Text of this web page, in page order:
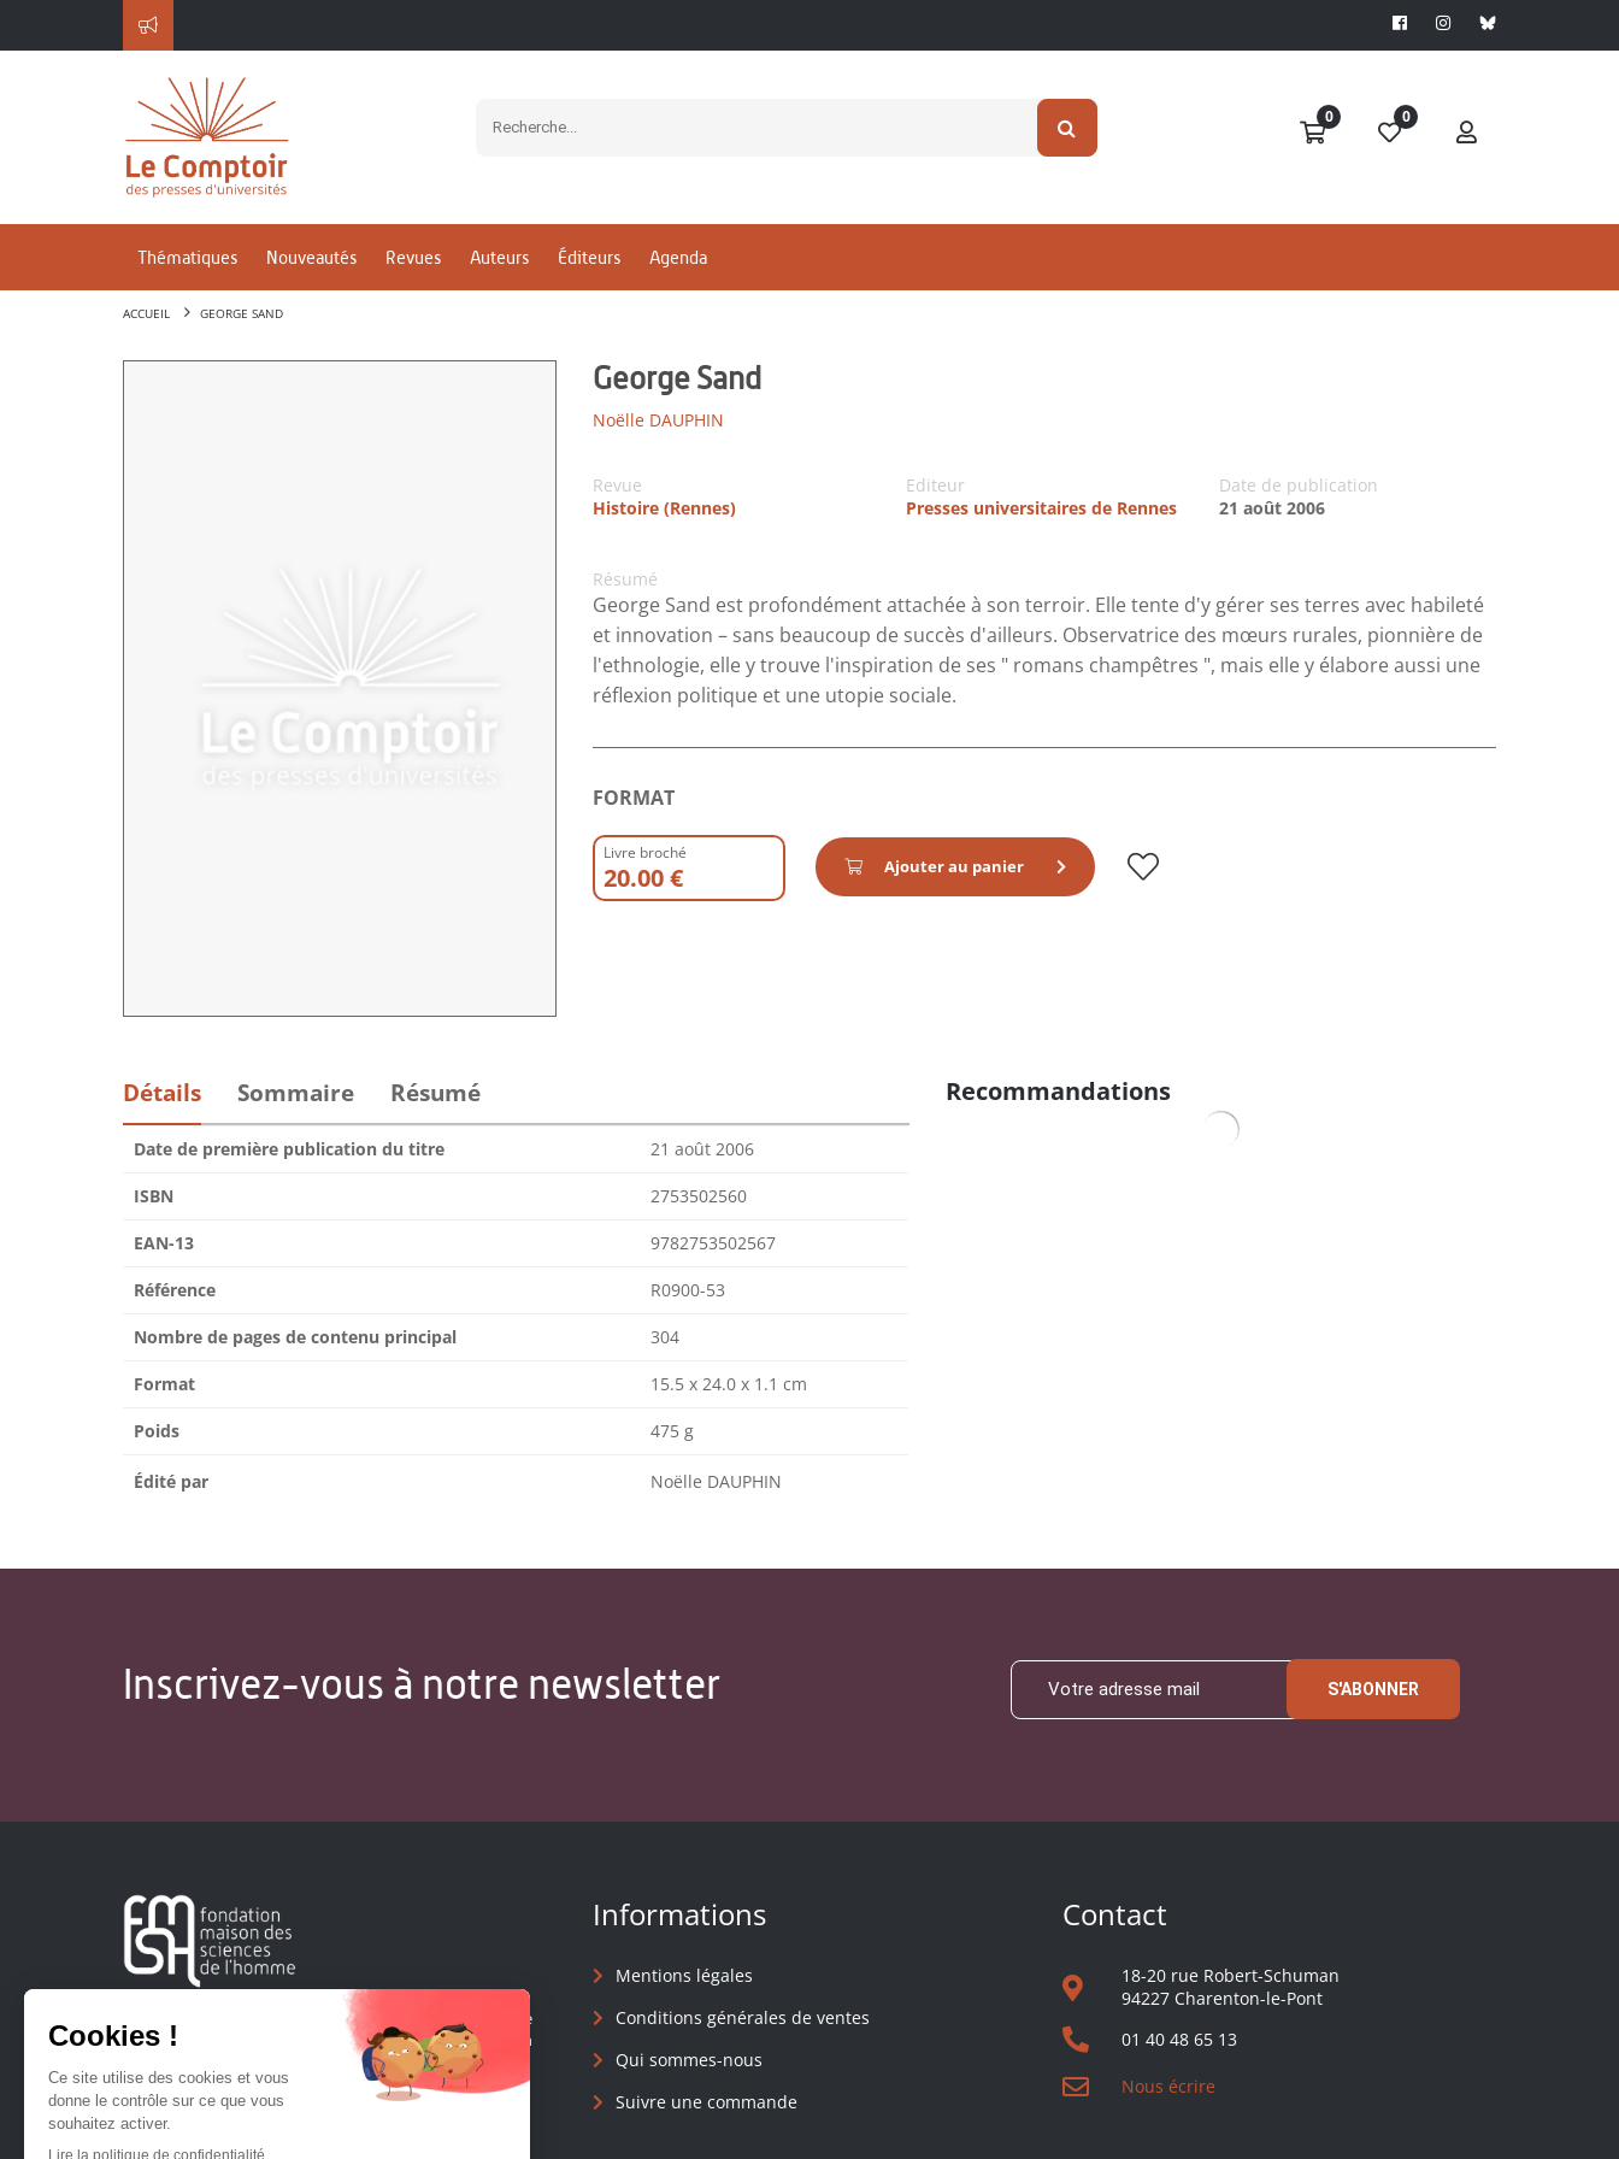
0 0
Thématiques Nouveautés Revues Auteurs Éditeurs Agenda
ACCUEIL GEORGE SAND
George Sand
Noëlle DAUPHIN
Revue
Histoire (Rennes)
Editeur
Presses universitaires de Rennes
Date de publication
21 août 2006
Résumé
George Sand est profondément attachée à son terroir. Elle tente d'y gérer ses terres avec habileté
et innovation – sans beaucoup de succès d'ailleurs. Observatrice des mœurs rurales, pionnière de
l'ethnologie, elle y trouve l'inspiration de ses " romans champêtres ", mais elle y élabore aussi une
réflexion politique et une utopie sociale.
FORMAT
Livre broché
20.00 € Ajouter au panier
Détails Sommaire Résumé
Date de première publication du titre 21 août 2006
ISBN 2753502560
EAN-13 9782753502567
Référence R0900-53
Nombre de pages de contenu principal 304
Format 15.5 x 24.0 x 1.1 cm
Poids 475 g
Édité par Noëlle DAUPHIN
Recommandations
Inscrivez-vous à notre newsletter S'ABONNER
Créée en 1963, la Fondation Maison Sciences de l'Homme
soutient la recherche et la diffusion des connaissances en
Informations
Mentions légales
Conditions générales de ventes
Qui sommes-nous
Suivre une commande
Contact
18-20 rue Robert-Schuman
94227 Charenton-le-Pont
01 40 48 65 13
Nous écrire